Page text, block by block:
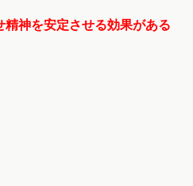
神を安定させる効果がある